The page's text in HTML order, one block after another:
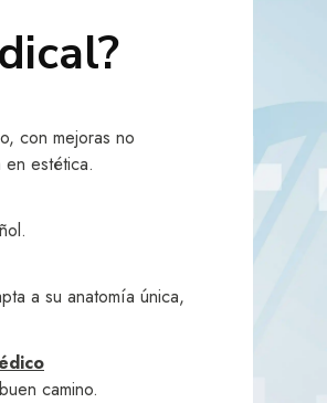
con mejoras no
estética.
a su anatomía única,
camino.